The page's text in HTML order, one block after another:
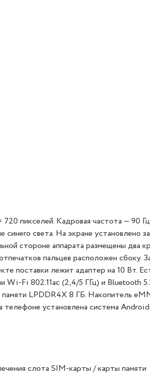
пикселей. Кадровая частота — 90
света. На экране установлено
стороне аппарата размещены два
пальцев расположен сбоку.
поставки лежит адаптер на 10 Вт.
Wi-Fi 802.11ac (2,4/5 ГГц) и Bluetooth
LPDDR4X 8 ГБ. Накопитель
установлена система
слота SIM-карты / карты памяти